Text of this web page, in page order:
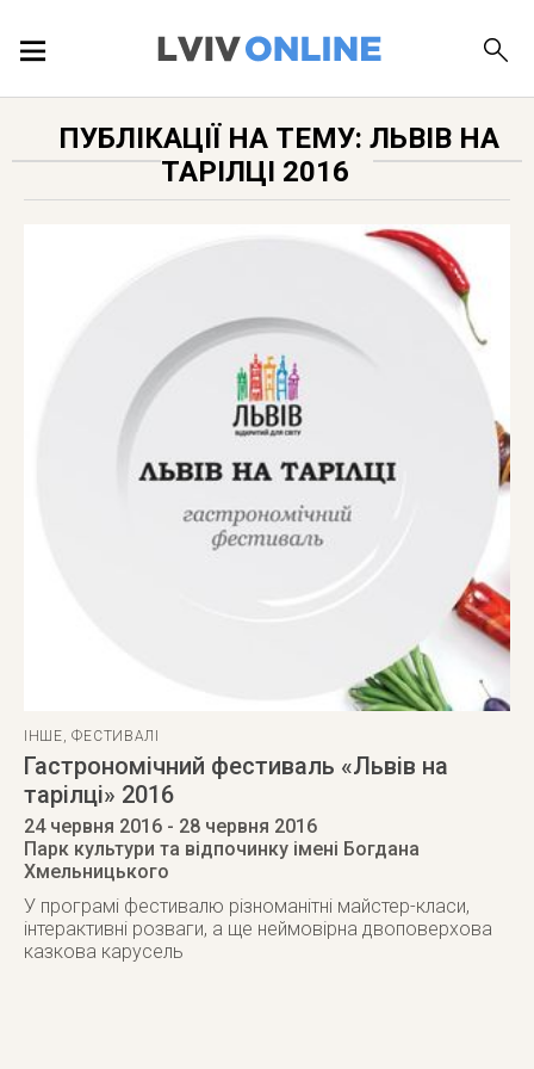
ПУБЛІКАЦІЇ
ДОВІДКА
ПУБЛІКАЦІЇ НА ТЕМУ: ЛЬВІВ НА
ТАРІЛЦІ 2016
ІНШЕ,ФЕСТИВАЛІ
Гастрономічний фестиваль «Львів на
тарілці» 2016
24 червня 2016 - 28 червня 2016
Парк культури та відпочинку імені Богдана
Хмельницького
У програмі фестивалю різноманітні майстер-класи,
інтерактивні розваги, а ще неймовірна двоповерхова
казкова карусель